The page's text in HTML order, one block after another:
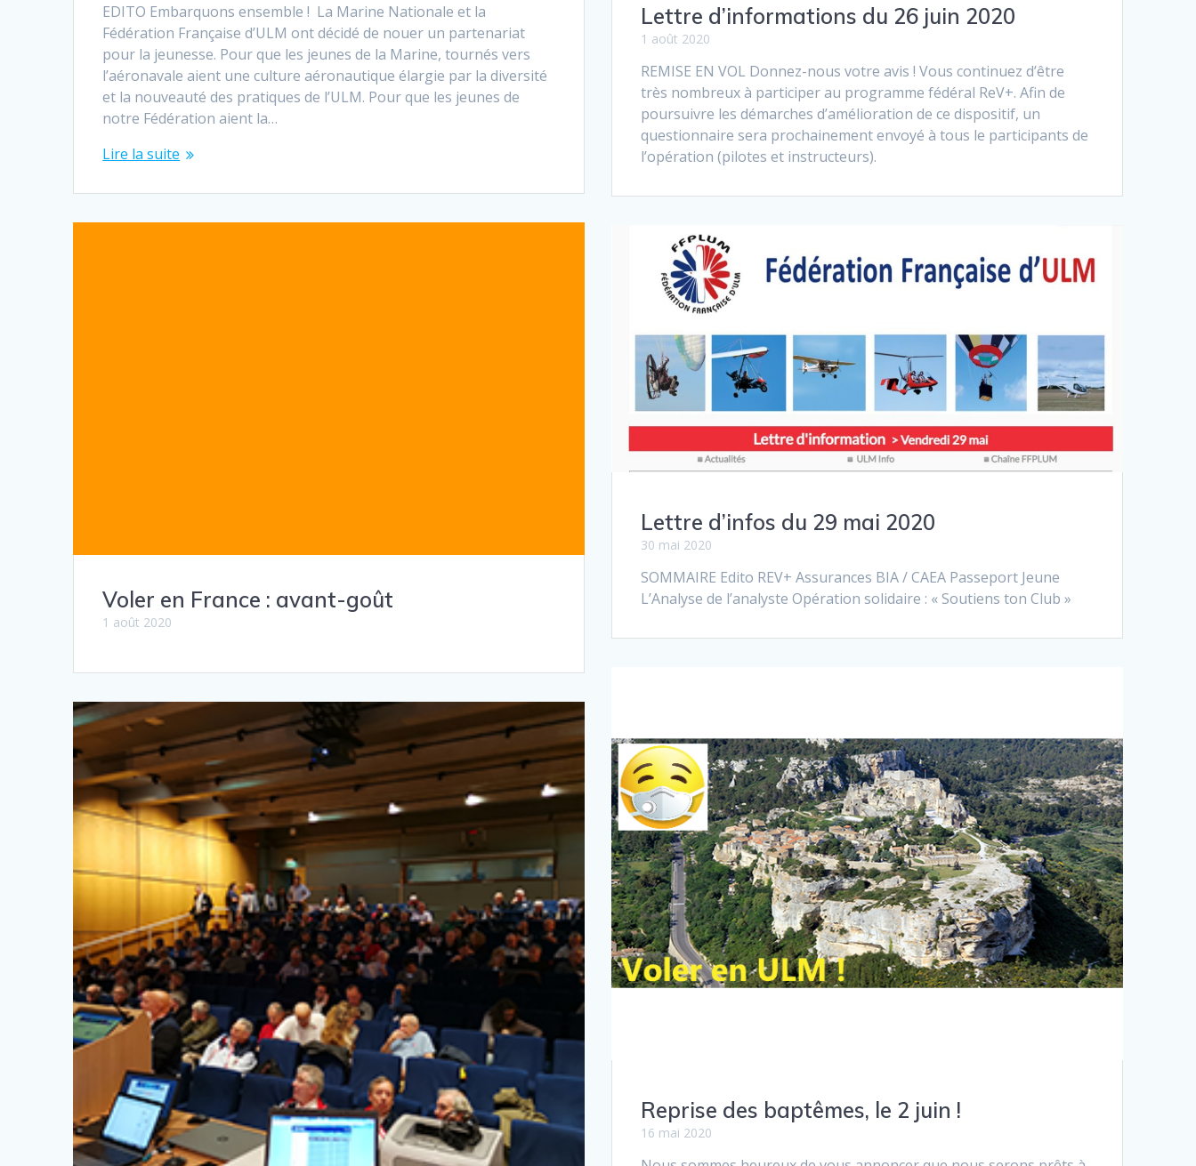
EDITO Embarquons ensemble ! La Marine Nationale et la
Fédération Française d’ULM ont décidé de nouer un partenariat
pour la jeunesse. Pour que les jeunes de la Marine, tournés vers
l’aéronavale aient une culture aéronautique élargie par la diversité
et la nouveauté des pratiques de l’ULM. Pour que les jeunes de
notre Fédération aient la…
Lire la suite
Lettre d’informations du 26 juin 2020
1 août 2020
REMISE EN VOL Donnez-nous votre avis ! Vous continuez d’être
très nombreux à participer au programme fédéral ReV+. Afin de
poursuivre les démarches d’amélioration de ce dispositif, un
questionnaire sera prochainement envoyé à tous le participants de
l’opération (pilotes et instructeurs).
Voler en France : avant-goût
1 août 2020
Lettre d’infos du 29 mai 2020
30 mai 2020
SOMMAIRE Edito REV+ Assurances BIA / CAEA Passeport Jeune
L’Analyse de l’analyste Opération solidaire : « Soutiens ton Club »
Reprise des baptêmes, le 2 juin !
16 mai 2020